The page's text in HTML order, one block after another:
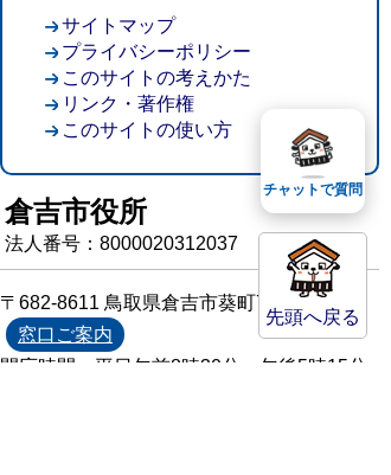
先頭へ戻る
サイトマップ
プライバシーポリシー
このサイトの考えかた
リンク・著作権
このサイトの使い方
倉吉市役所
法人番号：8000020312037
〒682-8611 鳥取県倉吉市葵町722
窓口ご案内
開庁時間：平日午前8時30分～午後5時15分
チャットで質問